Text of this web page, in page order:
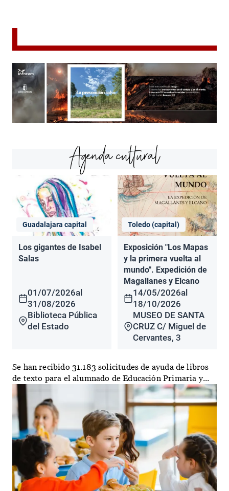
Agenda cultural
Guadalajara capital
Los gigantes de Isabel
Salas
01/07/2026al
31/08/2026
Biblioteca Pública
del Estado
Toledo (capital)
Exposición "Los Mapas
y la primera vuelta al
mundo". Expedición de
Magallanes y Elcano
14/05/2026al
18/10/2026
MUSEO DE SANTA
CRUZ C/ Miguel de
Cervantes, 3
Se han recibido 31.183 solicitudes de ayuda de libros
de texto para el alumnado de Educación Primaria y...